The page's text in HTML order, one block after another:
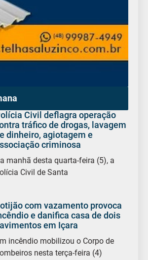
Civil deflagra operação
tráfico de drogas, lavagem
dinheiro, agiotagem e
criminosa
manhã desta quarta-feira (5), a
Civil de Santa
com vazamento provoca
e danifica casa de dois
em Içara
incêndio mobilizou o Corpo de
nesta terça-feira (4)